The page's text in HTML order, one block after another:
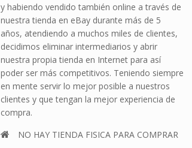
y habiendo vendido también online a través de
nuestra tienda en eBay durante más de 5
años, atendiendo a muchos miles de clientes,
decidimos eliminar intermediarios y abrir
nuestra propia tienda en Internet para así
poder ser más competitivos. Teniendo siempre
en mente servir lo mejor posible a nuestros
clientes y que tengan la mejor experiencia de
compra.
NO HAY TIENDA FISICA PARA COMPRAR